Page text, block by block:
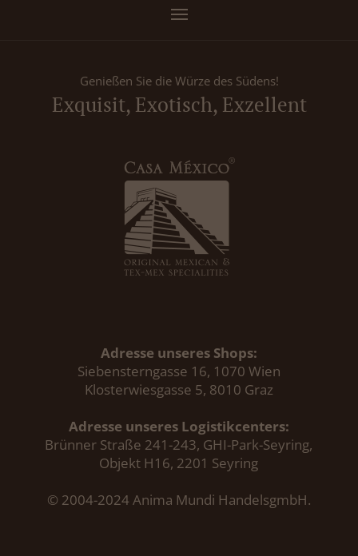
Genießen Sie die Würze des Südens!
Exquisit, Exotisch, Exzellent
Adresse unseres Shops:
Siebensterngasse 16, 1070 Wien
Klosterwiesgasse 5, 8010 Graz
Adresse unseres Logistikcenters:
Brünner Straße 241-243, GHI-Park-Seyring,
Objekt H16, 2201 Seyring
© 2004-2024 Anima Mundi HandelsgmbH.